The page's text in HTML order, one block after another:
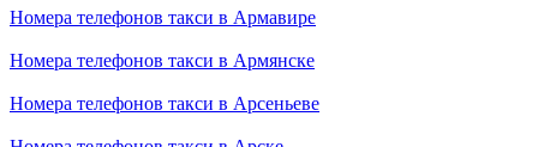
Номера телефонов такси в Армавире
Номера телефонов такси в Армянске
Номера телефонов такси в Арсеньеве